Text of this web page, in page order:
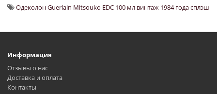
Одеколон Guerlain Mitsouko EDC 100 мл винтаж 1984 года сплэш
Информация
Отзывы о нас
Доставка и оплата
Контакты